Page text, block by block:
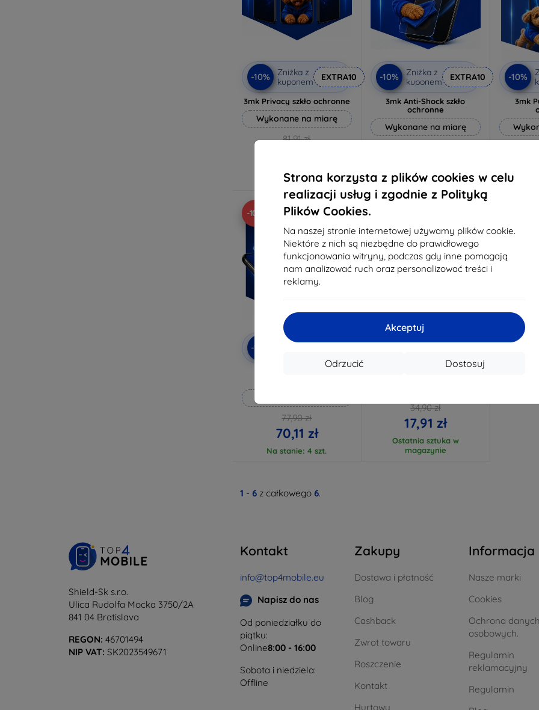
Strona korzysta z plików cookies w celu
realizacji usług i zgodnie z Polityką
Plików Cookies.
Na naszej stronie internetowej używamy plików cookie.
Niektóre z nich są niezbędne do prawidłowego
funkcjonowania witryny, podczas gdy inne pomagają
nam analizować ruch oraz personalizować treści i
reklamy.
Akceptuj
Dostosuj
Odrzucić
-10%
Zniżka z
kuponem
EXTRA10
3mk Privacy szkło ochronne
Wykonane na miarę
81,91 zł
Na stanie: 3 szt.
-10%
Zniżka z
kuponem
EXTRA10
3mk Anti-Shock szkło
ochronne
Wykonane na miarę
Na stanie: > 5 szt.
-10%
3mk
Na
-10%
-10%
Zniżka z
77,90 zł
70,11 zł
Na stanie: 4 szt.
Zniżka z
34,90 zł
17,91 zł
Ostatnia sztuka w
magazynie
1 - 6 z całkowego 6.
Shield-Sk s.r.o.
Ulica Rudolfa Mocka 3750/2A
841 04 Bratislava
REGON: 46701494
NIP VAT: SK2023549671
Kontakt
info@top4mobile.eu
Napisz do nas
Od poniedziałku do
piątku:
Online8:00 - 16:00
Sobota i niedziela:
Offline
Zakupy
Dostawa i płatność
Blog
Cashback
Zwrot towaru
Roszczenie
Kontakt
Hurtowy
Informacja
Nasze marki
Cookies
Ochrona danych
osobowych.
Regulamin
reklamacyjny
Regulamin